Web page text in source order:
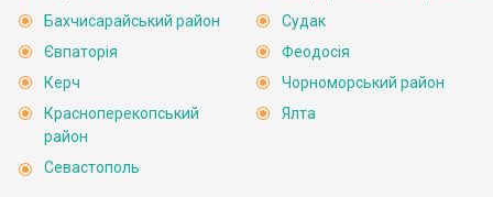
Бахчисарайський район
Євпаторія
Керч
Красноперекопський
район
Севастополь
Судак
Феодосія
Чорноморський район
Ялта